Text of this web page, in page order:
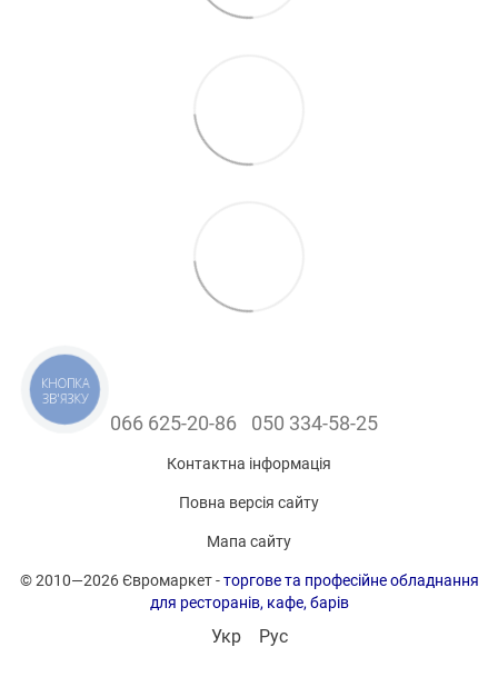
066 625-20-86 050 334-58-25
Контактна інформація
Повна версія сайту
Мапа сайту
© 2010—2026 Євромаркет -торгове та професійне обладнання
для ресторанів, кафе, барів
Укр Рус
КНОПКА
ЗВ'ЯЗКУ